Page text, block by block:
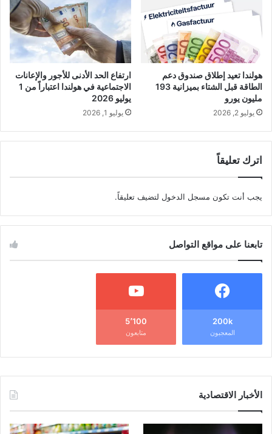
هولندا تعيد إطلاق صندوق دعم
الطاقة قبل الشتاء بميزانية 193
مليون يورو
يوليو 2, 2026
ارتفاع الحد الأدنى للأجور والإعانات
الاجتماعية في هولندا اعتباراً من 1
يوليو 2026
يوليو 1, 2026
اترك تعليقاً
يجب أنت تكون مسجل الدخول لتضيف تعليقاً.
تابعنا على مواقع التواصل
200k
المعجبون
5٬100
متابعون
الأخبار الاقتصادية